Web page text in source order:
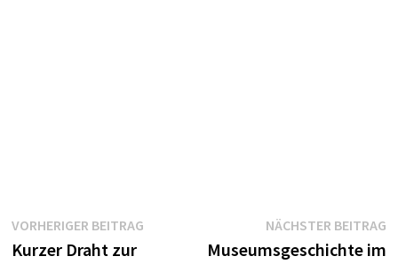
Beitragsnavigation
VORHERIGER BEITRAGVorheriger
Kurzer Draht zur
NÄCHSTER BEITRAG
Museumsgeschichte im